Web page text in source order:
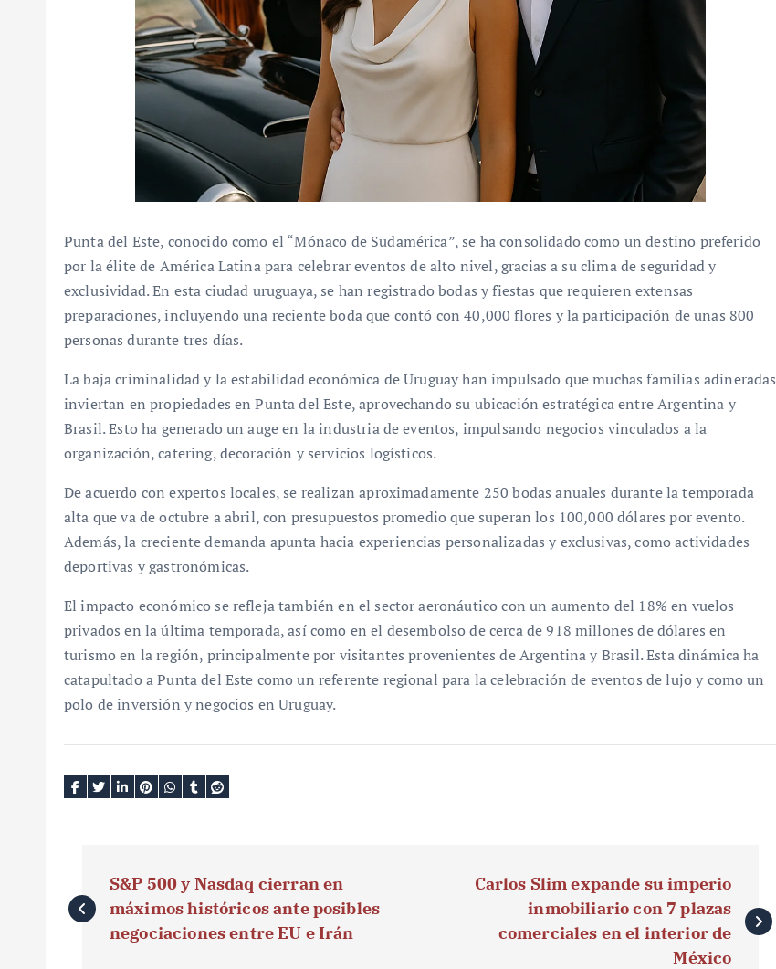
Punta del Este, conocido como el “Mónaco de Sudamérica”, se ha consolidado como un destino preferido
por la élite de América Latina para celebrar eventos de alto nivel, gracias a su clima de seguridad y
exclusividad. En esta ciudad uruguaya, se han registrado bodas y fiestas que requieren extensas
preparaciones, incluyendo una reciente boda que contó con 40,000 flores y la participación de unas 800
personas durante tres días.
La baja criminalidad y la estabilidad económica de Uruguay han impulsado que muchas familias adineradas
inviertan en propiedades en Punta del Este, aprovechando su ubicación estratégica entre Argentina y
Brasil. Esto ha generado un auge en la industria de eventos, impulsando negocios vinculados a la
organización, catering, decoración y servicios logísticos.
De acuerdo con expertos locales, se realizan aproximadamente 250 bodas anuales durante la temporada
alta que va de octubre a abril, con presupuestos promedio que superan los 100,000 dólares por evento.
Además, la creciente demanda apunta hacia experiencias personalizadas y exclusivas, como actividades
deportivas y gastronómicas.
El impacto económico se refleja también en el sector aeronáutico con un aumento del 18% en vuelos
privados en la última temporada, así como en el desembolso de cerca de 918 millones de dólares en
turismo en la región, principalmente por visitantes provenientes de Argentina y Brasil. Esta dinámica ha
catapultado a Punta del Este como un referente regional para la celebración de eventos de lujo y como un
polo de inversión y negocios en Uruguay.
a
S&P 500 y Nasdaq cierran en
máximos históricos ante posibles
negociaciones entre EU e Irán
Carlos Slim expande su imperio
inmobiliario con 7 plazas
comerciales en el interior de
México